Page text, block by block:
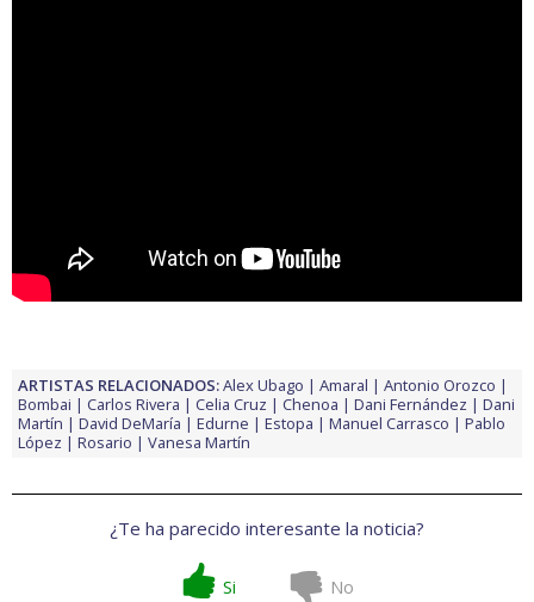
ARTISTAS RELACIONADOS:Alex Ubago Amaral
Antonio Orozco
Bombai
Carlos Rivera Celia Cruz Chenoa Dani Fernández
Dani
Martín
David DeMaría Edurne Estopa Manuel Carrasco
Pablo
López
Rosario Vanesa Martín
¿Te ha parecido interesante la noticia?
Si No